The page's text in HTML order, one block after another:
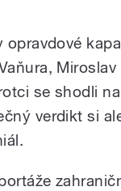
opravdové
se shodli
verdikt si